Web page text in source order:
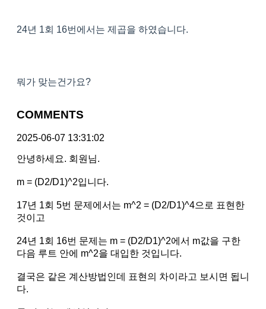
24년 1회 16번에서는 제곱을 하였습니다.
뭐가 맞는건가요?
COMMENTS
2025-06-07 13:31:02
안녕하세요. 회원님.
m = (D2/D1)^2입니다.
17년 1회 5번 문제에서는 m^2 = (D2/D1)^4으로 표현한
것이고
24년 1회 16번 문제는 m = (D2/D1)^2에서 m값을 구한
다음 루트 안에 m^2을 대입한 것입니다.
결국은 같은 계산방법인데 표현의 차이라고 보시면 됩니
다.